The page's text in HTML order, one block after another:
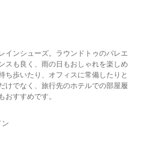
インシューズ。ラウンドトゥのバレエ
スも良く、雨の日もおしゃれを楽しめ
ち歩いたり、オフィスに常備したりと
けでなく、旅行先のホテルでの部屋履
おすすめです。
ン